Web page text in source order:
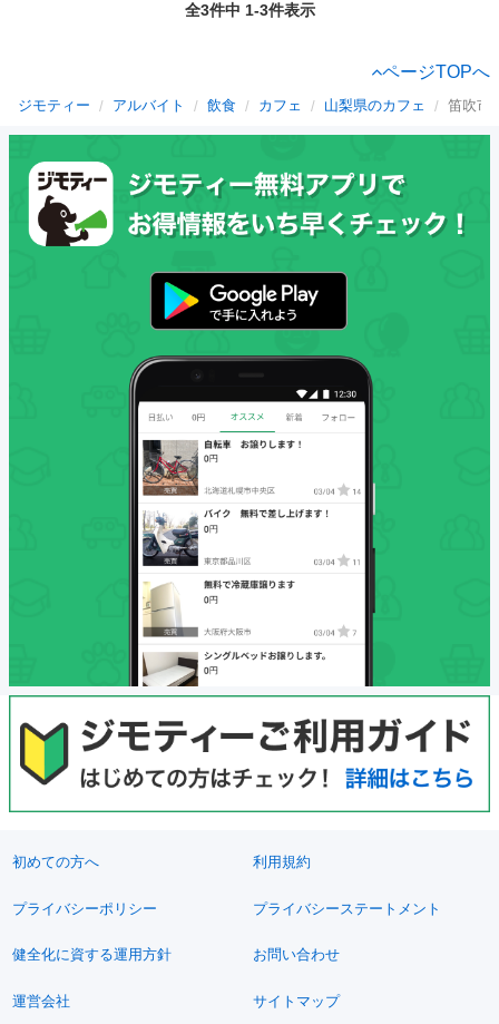
全3件中 1-3件表示
ページTOPへ
ジモティー アルバイト 飲食 カフェ 山梨県のカフェ 笛吹市
初めての方へ 利用規約
プライバシーポリシー プライバシーステートメント
健全化に資する運用方針 お問い合わせ
運営会社 サイトマップ